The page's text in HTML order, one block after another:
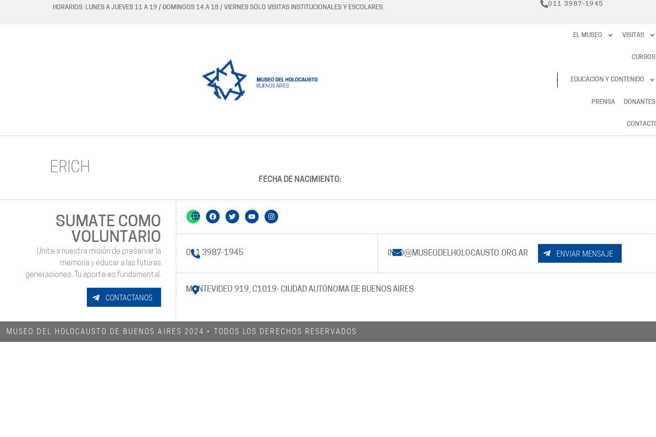
HORARIOS: LUNES A JUEVES 11 A 19 / DOMINGOS 14 A 18 / VIERNES SÓLO VISITAS INSTITUCIONALES Y ESCOLARES.
011 3987-1945
RESERVAS
EL MUSEO VISITAS
CURSOS
EDUCACIÓN Y CONTENIDO
PRENSA DONANTES
ERICH
FECHA DE NACIMIENTO:
SUMATE COMO
VOLUNTARIO
Unite a nuestra misión de preservar la
memoria y educar a las futuras
generaciones. Tu aporte es fundamental.
CONTACTANOS
011 3987-1945 INFO@MUSEODELHOLOCAUSTO.ORG.AR ENVIAR MENSAJE
MONTEVIDEO 919, C1019- CIUDAD AUTÓNOMA DE BUENOS AIRES
MUSEO DEL HOLOCAUSTO DE BUENOS AIRES 2024​ • TODOS LOS DERECHOS RESERVADOS